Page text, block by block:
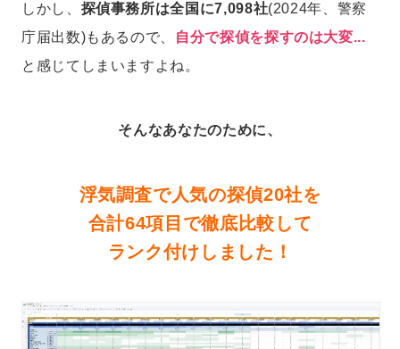
しかし、 探偵事務所は全国に7,098社(2024年、警察
庁届出数)もあるので、
自分で探偵を探すのは大変...
と感じてしまいますよね。
そんなあなたのために、
浮気調査で人気の探偵20社を
合計64項目で徹底比較して
ランク付けしました！